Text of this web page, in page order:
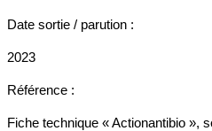
Date sortie / parution :
2023
Référence :
Fiche technique « Actionantibio »,